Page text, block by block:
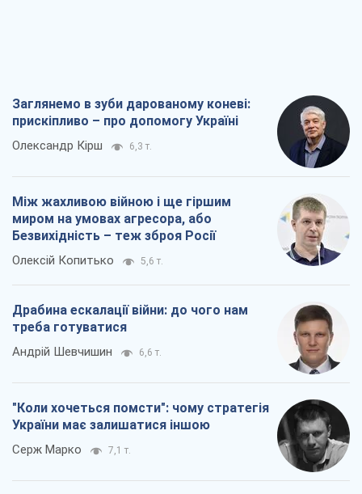
Заглянемо в зуби дарованому коневі:
прискіпливо – про допомогу Україні
Олександр Кірш 6,3 т.
Між жахливою війною і ще гіршим
миром на умовах агресора, або
Безвихідність – теж зброя Росії
Олексій Копитько 5,6 т.
Драбина ескалації війни: до чого нам
треба готуватися
Андрій Шевчишин 6,6 т.
"Коли хочеться помсти": чому стратегія
України має залишатися іншою
Серж Марко 7,1 т.